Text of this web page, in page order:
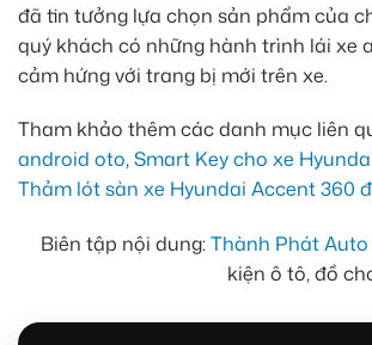
đã tin tưởng lựa chọn sản phẩm của
quý khách có những hành trình lái xe
cảm hứng với trang bị mới trên xe.
Tham khảo thêm các danh mục liên
android oto,Smart Key cho xe
Thảm lót sàn xe Hyundai Accent 360
Biên tập nội dung:Thành Phát Auto
kiện ô tô, đồ